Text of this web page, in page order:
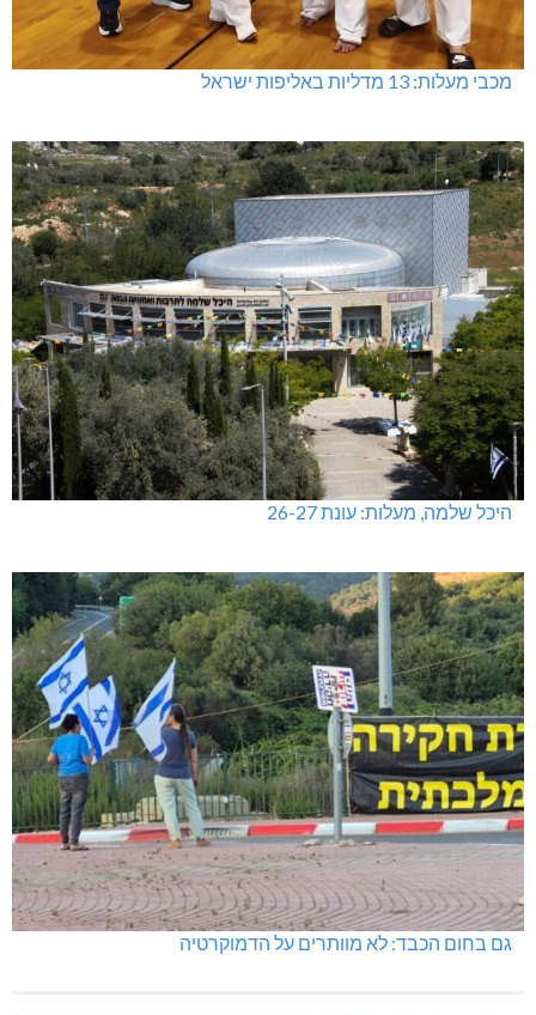
מכבי מעלות: 13 מדליות באליפות ישראל
היכל שלמה, מעלות: עונת 26-27
גם בחום הכבד: לא מוותרים על הדמוקרטיה